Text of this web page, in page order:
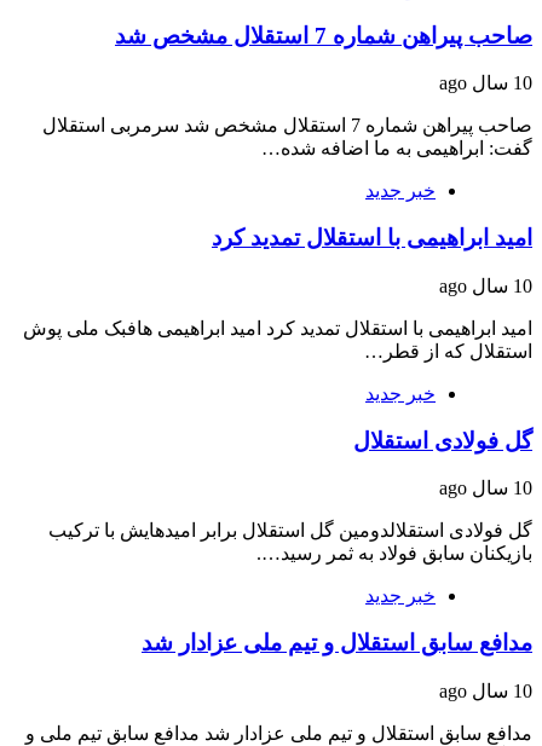
صاحب پیراهن شماره 7 استقلال مشخص شد
10 سال ago
صاحب پیراهن شماره 7 استقلال مشخص شد سرمربی استقلال
گفت: ابراهیمی به ما اضافه شده…
خبر جدید
امید ابراهیمی با استقلال تمدید کرد
10 سال ago
امید ابراهیمی با استقلال تمدید کرد امید ابراهیمی هافبک ملی پوش
استقلال که از قطر…
خبر جدید
گل فولادی استقلال
10 سال ago
گل فولادی استقلالدومین گل استقلال برابر امیدهایش با ترکیب
بازیکنان سابق فولاد به ثمر رسید….
خبر جدید
مدافع سابق استقلال و تیم ملی عزادار شد
10 سال ago
مدافع سابق استقلال و تیم ملی عزادار شد مدافع سابق تیم ملی و